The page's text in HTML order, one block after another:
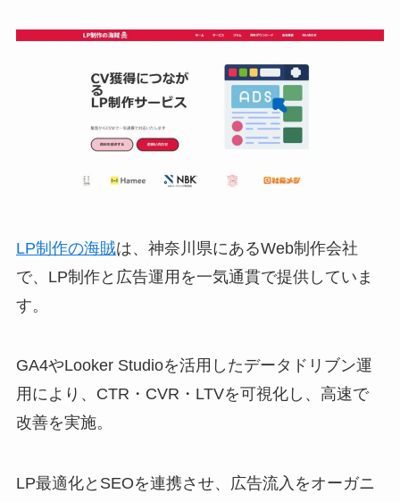
LP制作の海賊は、神奈川県にあるWeb制作会社
で、LP制作と広告運用を一気通貫で提供していま
す。
GA4やLooker Studioを活用したデータドリブン運
用により、CTR・CVR・LTVを可視化し、高速で
改善を実施。
LP最適化とSEOを連携させ、広告流入をオーガニ